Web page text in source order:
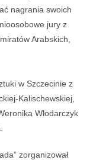
nagrania swoich
jury z
Arabskich,
w Szczecinie z
Kalischewskiej,
Włodarczyk
zorganizował